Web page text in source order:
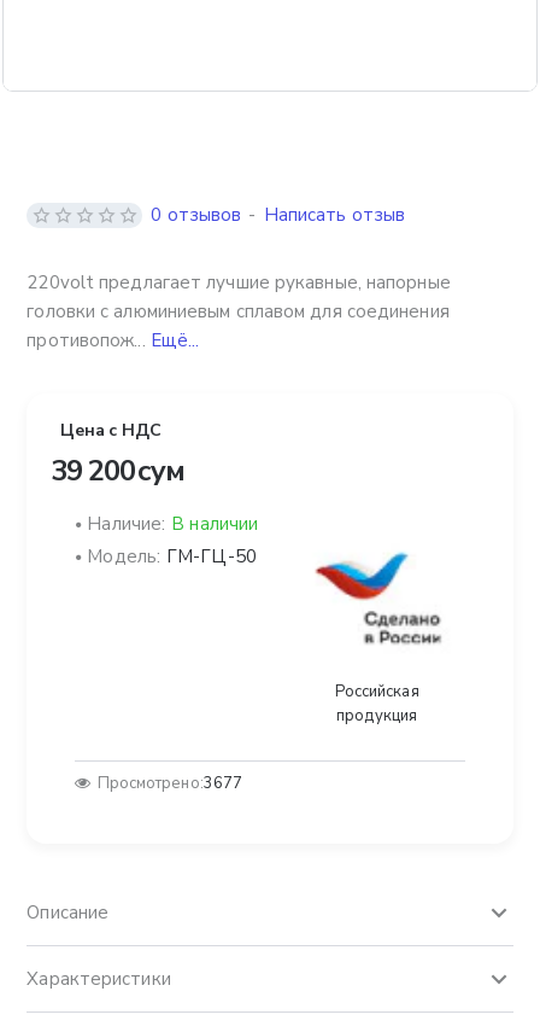
220volt предлагает лучшие рукавные, напорные
головки с алюминиевым сплавом для соединения
противопож... Ещё...
0 отзывов - Написать отзыв
Цена с НДС
39 200 сум
Наличие: В наличии
Модель: ГМ-ГЦ-50
Российская
продукция
Просмотрено:3677
Описание
Характеристики